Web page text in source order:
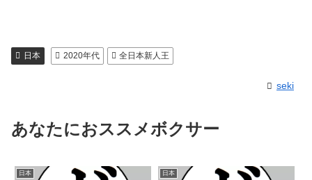
日本 2020年代 全日本新人王
seki
あなたにおススメボクサー
日本 日本